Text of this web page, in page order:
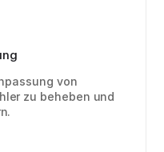
von
zu beheben und